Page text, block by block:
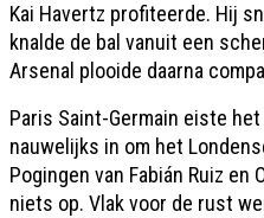
Kai Havertz profiteerde. Hij
knalde de bal vanuit een
Arsenal plooide daarna
Paris Saint-Germain eiste
nauwelijks in om het
Pogingen van Fabián Ruiz en
niets op. Vlak voor de rust